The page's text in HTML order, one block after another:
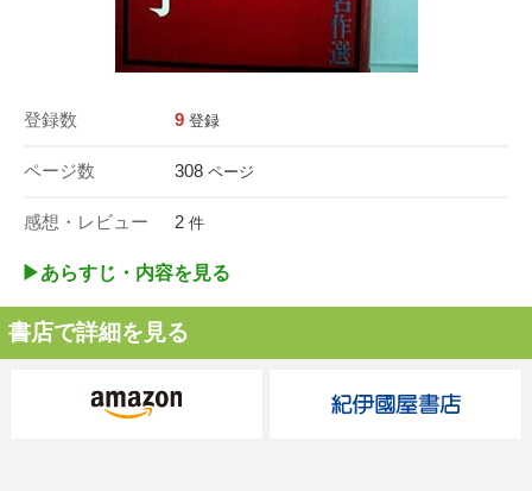
登録数 9 登録
ページ数 308 ページ
感想・レビュー 2 件
▶︎あらすじ・内容を見る
書店で詳細を見る